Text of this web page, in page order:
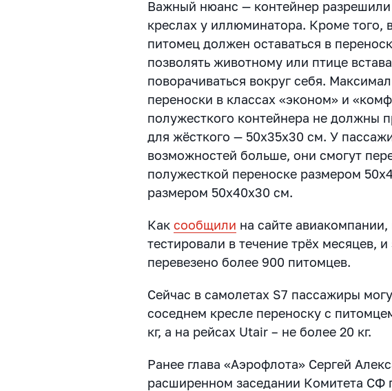
Важный нюанс — контейнер разрешили
креслах у иллюминатора. Кроме того,
питомец должен оставаться в
позволять животному или птице
поворачиваться вокруг себя.
переноски в классах «эконом» и
полужесткого контейнера не должны
для жёсткого — 50х35х30 см. У
возможностей больше, они смогут
полужесткой переноске размером
размером 50х40х30 см.
Каксообщили на сайте
тестировали в течение трёх месяцев,
перевезено более 900 питомцев.
Сейчас в самолетах S7 пассажиры
соседнем кресле переноску с
кг, а на рейсах Utair – не более 20 кг.
Ранее глава «Аэрофлота» Сергей
расширенном заседании Комитета СФ